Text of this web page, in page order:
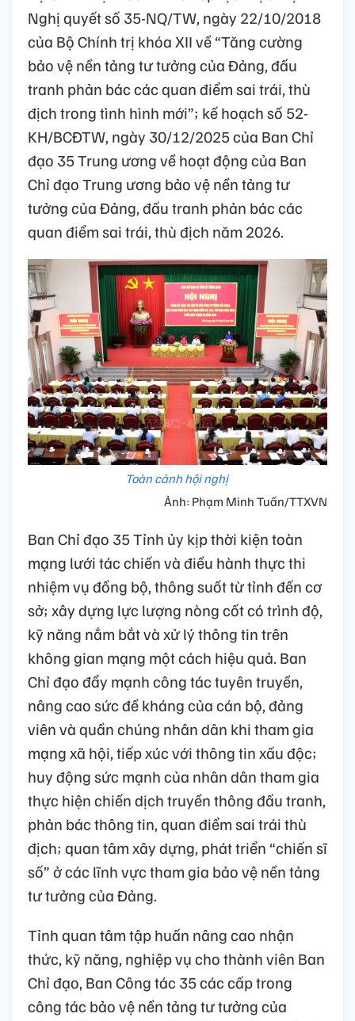
Nghị quyết số 35-NQ/TW, ngày 22/10/2018
của Bộ Chính trị khóa XII về “Tăng cường
bảo vệ nền tảng tư tưởng của Đảng, đấu
tranh phản bác các quan điểm sai trái, thù
địch trong tình hình mới”; kế hoạch số 52-
KH/BCĐTW, ngày 30/12/2025 của Ban Chỉ
đạo 35 Trung ương về hoạt động của Ban
Chỉ đạo Trung ương bảo vệ nền tảng tư
tưởng của Đảng, đấu tranh phản bác các
quan điểm sai trái, thù địch năm 2026.
Toàn cảnh hội nghị
Ảnh: Phạm Minh Tuấn/TTXVN
Ban Chỉ đạo 35 Tỉnh ủy kịp thời kiện toàn
mạng lưới tác chiến và điều hành thực thi
nhiệm vụ đồng bộ, thông suốt từ tỉnh đến cơ
sở; xây dựng lực lượng nòng cốt có trình độ,
kỹ năng nắm bắt và xử lý thông tin trên
không gian mạng một cách hiệu quả. Ban
Chỉ đạo đẩy mạnh công tác tuyên truyền,
nâng cao sức đề kháng của cán bộ, đảng
viên và quần chúng nhân dân khi tham gia
mạng xã hội, tiếp xúc với thông tin xấu độc;
huy động sức mạnh của nhân dân tham gia
thực hiện chiến dịch truyền thông đấu tranh,
phản bác thông tin, quan điểm sai trái thù
địch; quan tâm xây dựng, phát triển “chiến sĩ
số” ở các lĩnh vực tham gia bảo vệ nền tảng
tư tưởng của Đảng.
Tỉnh quan tâm tập huấn nâng cao nhận
thức, kỹ năng, nghiệp vụ cho thành viên Ban
Chỉ đạo, Ban Công tác 35 các cấp trong
công tác bảo vệ nền tảng tư tưởng của